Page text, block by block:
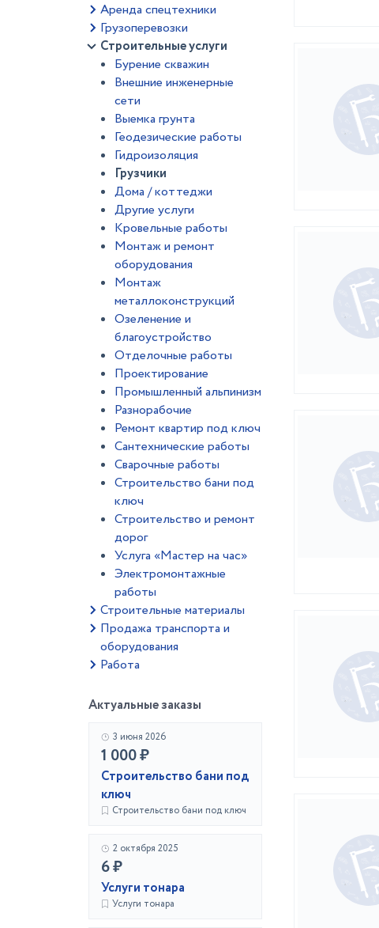
Аренда спецтехники
Грузоперевозки
Строительные услуги
Бурение скважин
Внешние инженерные
сети
Выемка грунта
Геодезические работы
Гидроизоляция
Грузчики
Дома / коттеджи
Другие услуги
Кровельные работы
Монтаж и ремонт
оборудования
Монтаж
металлоконструкций
Озеленение и
благоустройство
Отделочные работы
Проектирование
Промышленный альпинизм
Разнорабочие
Ремонт квартир под ключ
Сантехнические работы
Сварочные работы
Строительство бани под
ключ
Строительство и ремонт
дорог
Услуга «Мастер на час»
Электромонтажные
работы
Строительные материалы
Продажа транспорта и
оборудования
Работа
Актуальные заказы
3 июня 2026
1 000 ₽
Строительство бани под
ключ
Строительство бани под ключ
2 октября 2025
6 ₽
Услуги тонара
Услуги тонара